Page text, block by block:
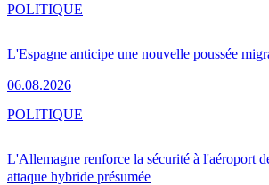
L'Espagne anticipe une nouvelle poussée
06.08.2026
POLITIQUE
L'Allemagne renforce la sécurité à l'aéroport
attaque hybride présumée
POLITIQUE